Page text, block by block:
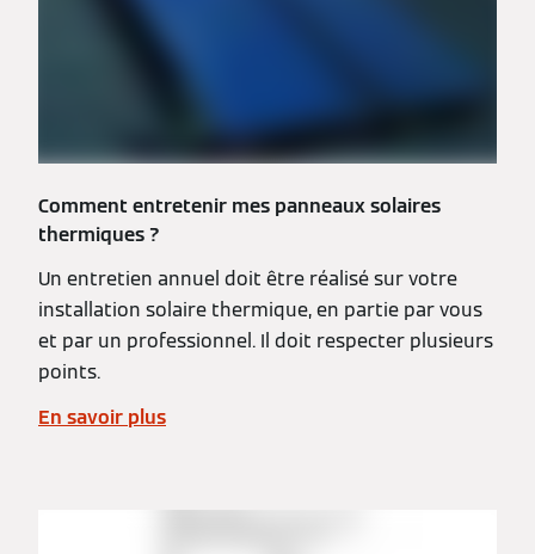
Comment entretenir mes panneaux solaires
thermiques ?
Un entretien annuel doit être réalisé sur votre
installation solaire thermique, en partie par vous
et par un professionnel. Il doit respecter plusieurs
points.
En savoir plus